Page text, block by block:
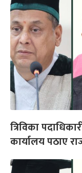
त्रिविका
कार्यालय पठाए